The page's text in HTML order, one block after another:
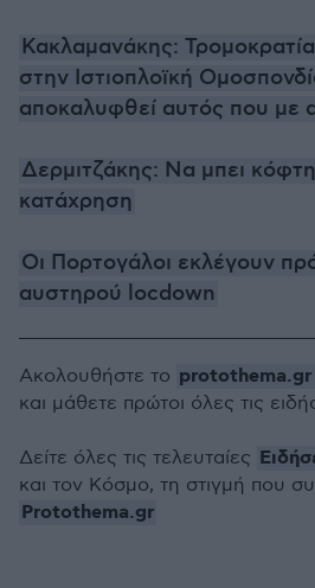
Κακλαμανάκης:
στην Ιστιοπλοϊκή
αποκαλυφθεί αυτός που με
Δερμιτζάκης: Να μπει
κατάχρηση
Οι Πορτογάλοι εκλέγουν
αυστηρού locdown
Ακολουθήστε το
και μάθετε πρώτοι όλες τις
Δείτε όλες τις τελευταίες
και τον Κόσμο, τη στιγμή που
Protothema.gr